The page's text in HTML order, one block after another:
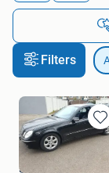
Filters
in